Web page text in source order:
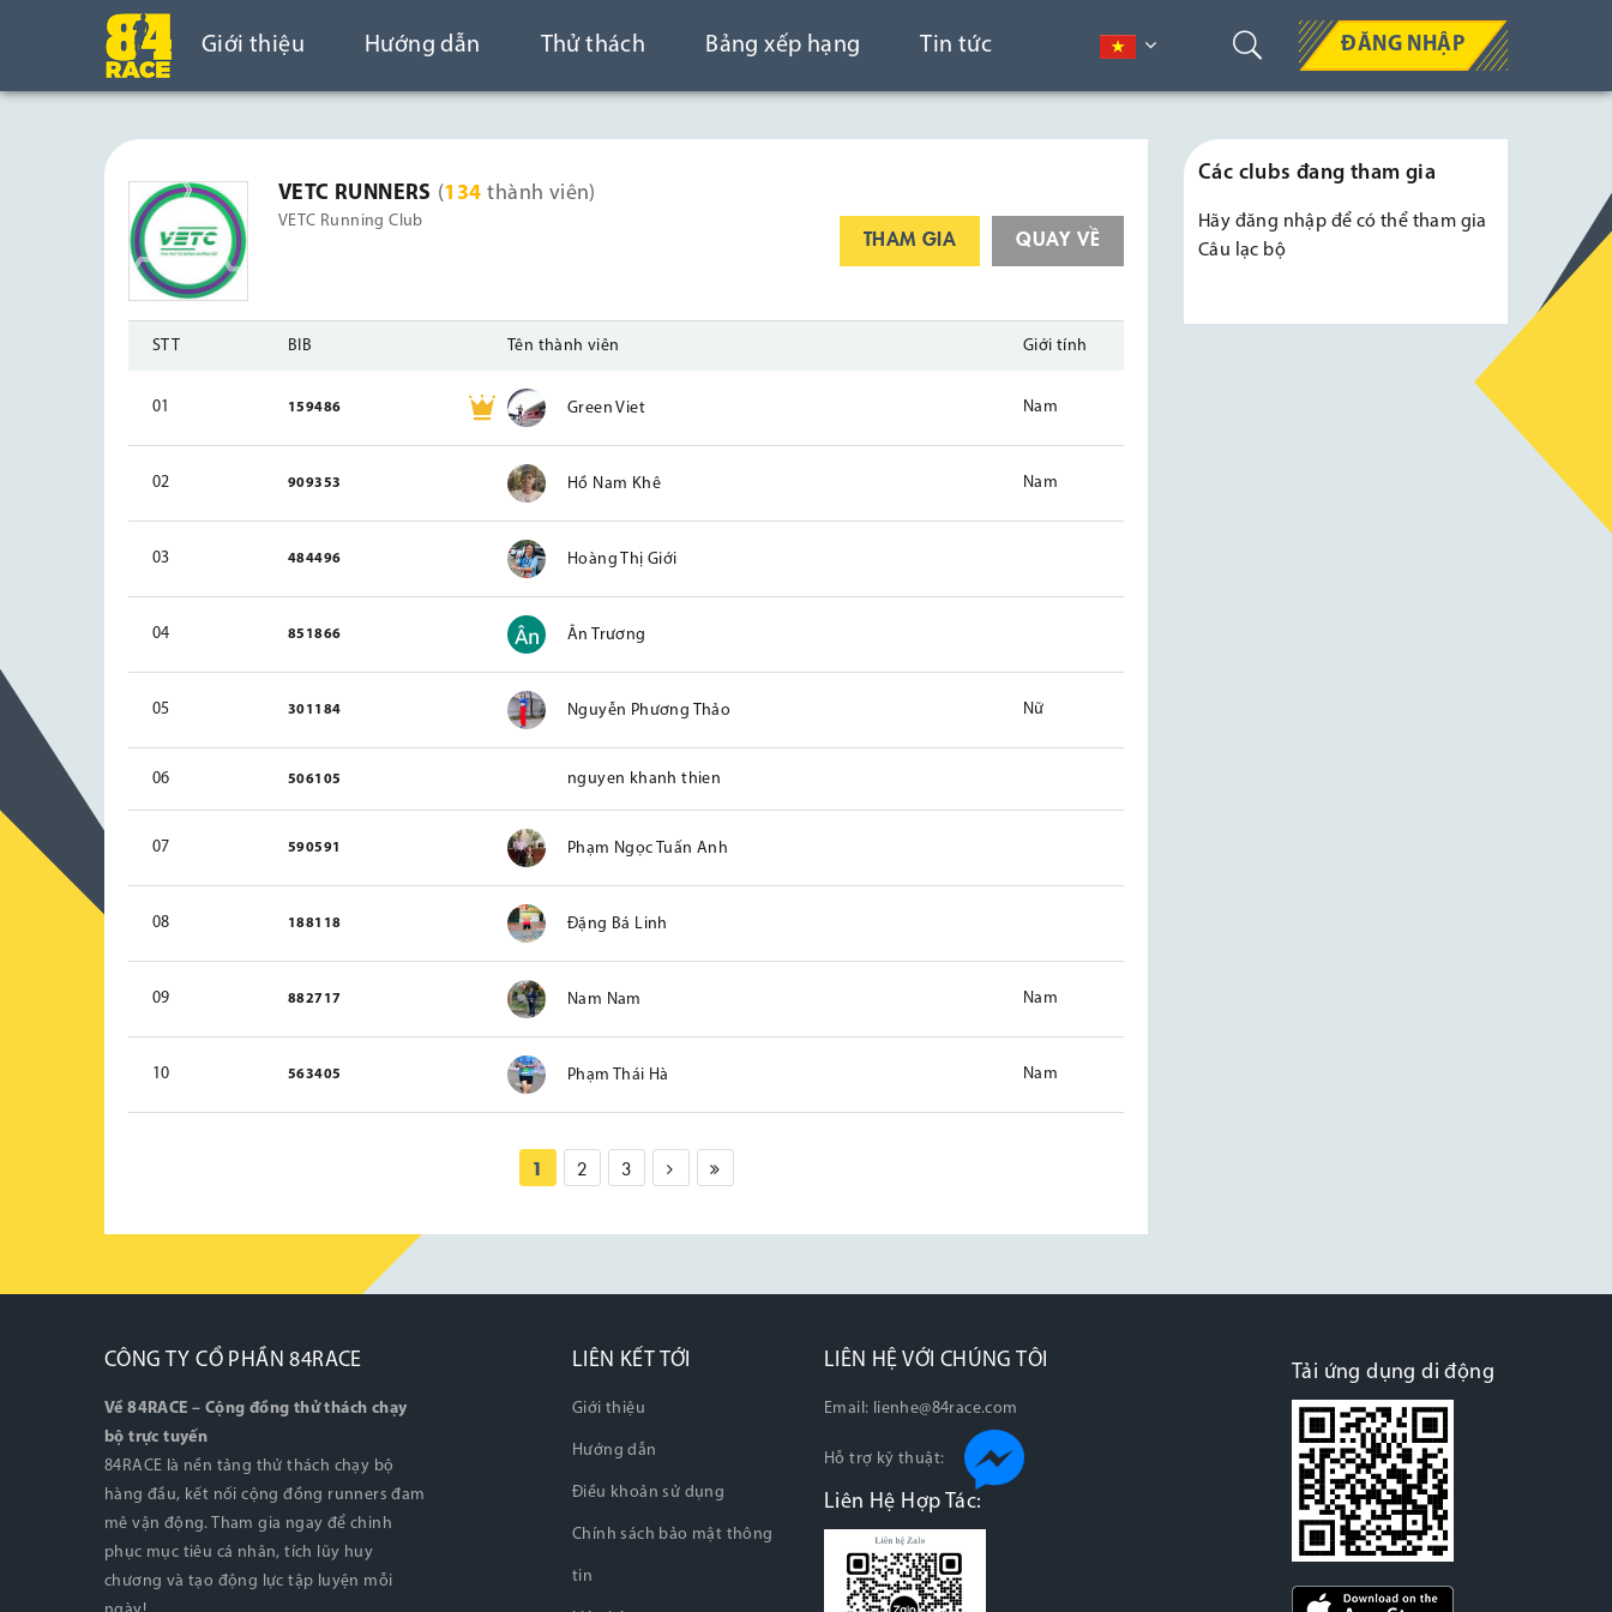
Giới thiệu Hướng dẫn Thử thách Bảng xếp hạng Tin tức ĐĂNG NHẬP
VETC RUNNERS (134 thành viên)
VETC Running Club
THAM GIA QUAY VỀ
STT BIB Tên thành viên Giới tính
01 159486 Green Viet Nam
02 909353 Hồ Nam Khê Nam
03 484496 Hoàng Thị Giới
04 851866 Ân Trương
05 301184 Nguyễn Phương Thảo Nữ
06 506105 nguyen khanh thien
07 590591 Phạm Ngọc Tuấn Anh
08 188118 Đặng Bá Linh
09 882717 Nam Nam Nam
10 563405 Phạm Thái Hà Nam
1 2 3
Các clubs đang tham gia
Hãy đăng nhập để có thể tham gia
Câu lạc bộ
CÔNG TY CỔ PHẦN 84RACE
Về 84RACE – Cộng đồng thử thách chạy
bộ trực tuyến
84RACE là nền tảng thử thách chạy bộ
hàng đầu, kết nối cộng đồng runners đam
mê vận động. Tham gia ngay để chinh
phục mục tiêu cá nhân, tích lũy huy
chương và tạo động lực tập luyện mỗi
LIÊN KẾT TỚI
Giới thiệu
Hướng dẫn
Điều khoản sử dụng
Chính sách bảo mật thông
tin
LIÊN HỆ VỚI CHÚNG TÔI
Email: lienhe@84race.com
Hỗ trợ kỹ thuật:
Liên Hệ Hợp Tác:
Tải ứng dụng di động